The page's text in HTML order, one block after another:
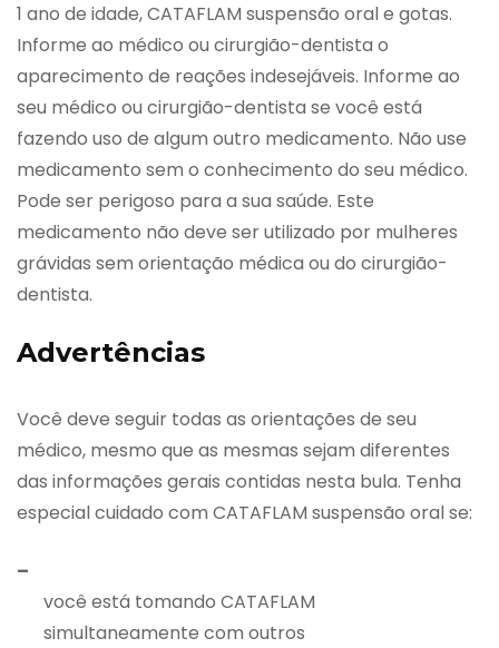
1 ano de idade, CATAFLAM suspensão oral e gotas.
Informe ao médico ou cirurgião-dentista o
aparecimento de reações indesejáveis. Informe ao
seu médico ou cirurgião-dentista se você está
fazendo uso de algum outro medicamento. Não use
medicamento sem o conhecimento do seu médico.
Pode ser perigoso para a sua saúde. Este
medicamento não deve ser utilizado por mulheres
grávidas sem orientação médica ou do cirurgião-
dentista.
Advertências
Você deve seguir todas as orientações de seu
médico, mesmo que as mesmas sejam diferentes
das informações gerais contidas nesta bula. Tenha
especial cuidado com CATAFLAM suspensão oral se:
–
você está tomando CATAFLAM
simultaneamente com outros